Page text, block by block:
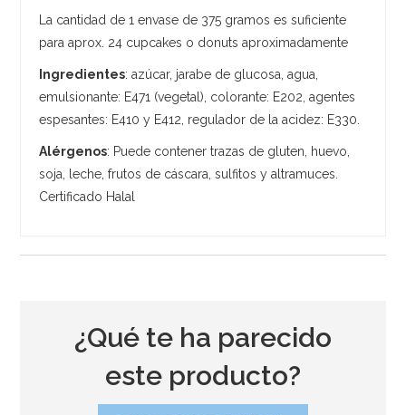
La cantidad de 1 envase de 375 gramos es suficiente
para aprox. 24 cupcakes o donuts aproximadamente
Ingredientes: azúcar, jarabe de glucosa, agua,
emulsionante: E471 (vegetal), colorante: E202, agentes
espesantes: E410 y E412, regulador de la acidez: E330.
Alérgenos: Puede contener trazas de gluten, huevo,
soja, leche, frutos de cáscara, sulfitos y altramuces.
Certificado Halal
¿Qué te ha parecido
este producto?